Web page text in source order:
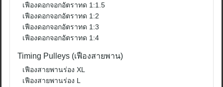
เฟืองดอกจอกอัตราทด 1:1.5
เฟืองดอกจอกอัตราทด 1:2
เฟืองดอกจอกอัตราทด 1:3
เฟืองดอกจอกอัตราทด 1:4
Timing Pulleys (เฟืองสายพาน)
เฟืองสายพานร่อง XL
เฟืองสายพานร่อง L